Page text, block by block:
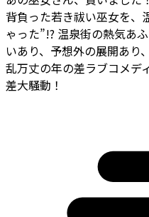
背負った若き祓い巫女を、
ゃった”!? 温泉街の熱気あ
いあり、予想外の展開あり
乱万丈の年の差ラブコメ
差大騒動！